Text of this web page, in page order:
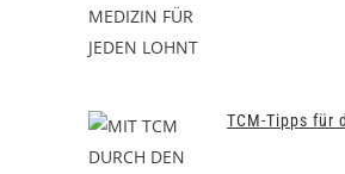
TCM-Tipps für